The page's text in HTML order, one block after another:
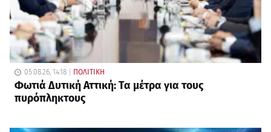
05.08.26, 14:18 ΠΟΛΙΤΙΚΗ
Φωτιά Δυτική Αττική: Τα μέτρα για τους
πυρόπληκτους